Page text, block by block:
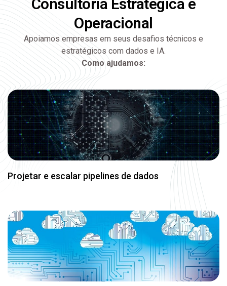
Projetar e escalar pipelines de dados
Migrar para ambientes cloud (GCP, AWS, Azure)
Implantar soluções de IA e IA generativa com
segurança